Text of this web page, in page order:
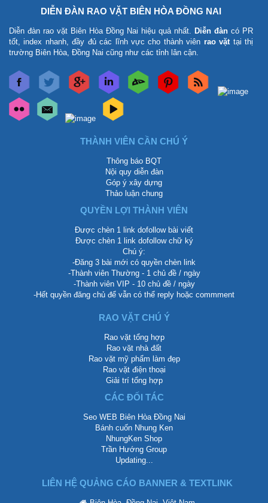
DIỄN ĐÀN RAO VẶT BIÊN HÒA ĐỒNG NAI
Diễn đàn rao vặt Biên Hòa Đồng Nai hiệu quả nhất. Diễn đàn có PR
tốt, index nhanh, đầy đủ các lĩnh vực cho thành viên rao vặttại thị
trường Biên Hòa, Đồng Nai cũng như các tỉnh lân cận.
THÀNH VIÊN CẦN CHÚ Ý
Thông báo BQT
Nội quy diễn đàn
Góp ý xây dựng
Thảo luận chung
QUYỀN LỢI THÀNH VIÊN
Được chèn 1 link dofollow bài viết
Được chèn 1 link dofollow chữ ký
Chú ý:
-Đăng 3 bài mới có quyền chèn link
-Thành viên Thường - 1 chủ đề / ngày
-Thành viên VIP - 10 chủ đề / ngày
-Hết quyền đăng chủ để vẫn có thể reply hoặc commment
RAO VẶT CHÚ Ý
Rao vặt tổng hợp
Rao vặt nhà đất
Rao vặt mỹ phẩm làm đẹp
Rao vặt điện thoại
Giải trí tổng hợp
CÁC ĐỐI TÁC
Seo WEB Biên Hòa Đồng Nai
Bánh cuốn Nhung Ken
NhungKen Shop
Trần Hướng Group
Updating...
LIÊN HỆ QUẢNG CÁO BANNER & TEXTLINK